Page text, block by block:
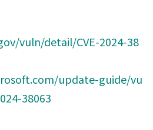
vuln/detail/CVE-2024-38
update-guide/vu
38063